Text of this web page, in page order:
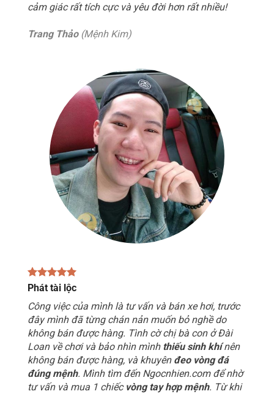
cảm giác rất tích cực và yêu đời hơn rất nhiều!
Trang Thảo(Mệnh Kim)
Phát tài lộc
Công việc của mình là tư vấn và bán xe hơi, trước
đây mình đã từng chán nản muốn bỏ nghề do
không bán được hàng. Tình cờ chị bà con ở Đài
Loan về chơi và bảo nhìn mình thiếu sinh khínên
không bán được hàng, và khuyên đeo vòng đá
đúng mệnh. Mình tìm đến Ngocnhien.com để nhờ
tư vấn và mua 1 chiếc vòng tay hợp mệnh. Từ khi